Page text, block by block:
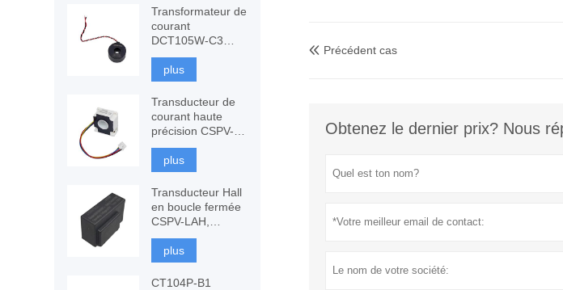
 Précédent cas
Obtenez le dernier prix? Nous
Transformateur de
courant
DCT105W-C3
120A avec
immunité CC,
mesure CT
plus
Transducteur de
courant haute
précision CSPV-
ITP-200, fluxgate
à composants
plus
Transducteur Hall
en boucle fermée
CSPV-LAH,
mesure AC, DC
plus
CT104P-B1